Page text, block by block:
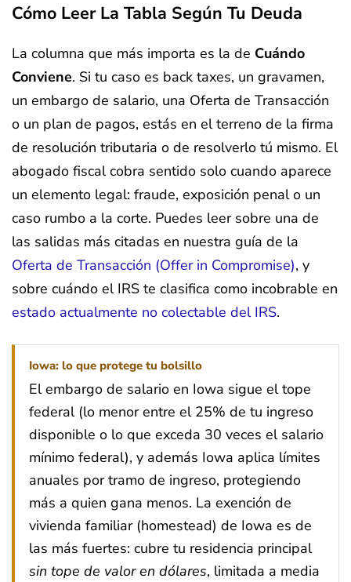
Cómo Leer La Tabla Según Tu Deuda
La columna que más importa es la de Cuándo
Conviene. Si tu caso es back taxes, un gravamen,
un embargo de salario, una Oferta de Transacción
o un plan de pagos, estás en el terreno de la firma
de resolución tributaria o de resolverlo tú mismo. El
abogado fiscal cobra sentido solo cuando aparece
un elemento legal: fraude, exposición penal o un
caso rumbo a la corte. Puedes leer sobre una de
las salidas más citadas en nuestra guía de la
Oferta de Transacción (Offer in Compromise), y
sobre cuándo el IRS te clasifica como incobrable en
estado actualmente no colectable del IRS.
Iowa: lo que protege tu bolsillo
El embargo de salario en Iowa sigue el tope
federal (lo menor entre el 25% de tu ingreso
disponible o lo que exceda 30 veces el salario
mínimo federal), y además Iowa aplica límites
anuales por tramo de ingreso, protegiendo
más a quien gana menos. La exención de
vivienda familiar (homestead) de Iowa es de
las más fuertes: cubre tu residencia principal
sin tope de valor en dólares, limitada a media